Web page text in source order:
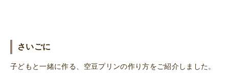
さいごに
子どもと一緒に作る、空豆プリンの作り方をご紹介しました。